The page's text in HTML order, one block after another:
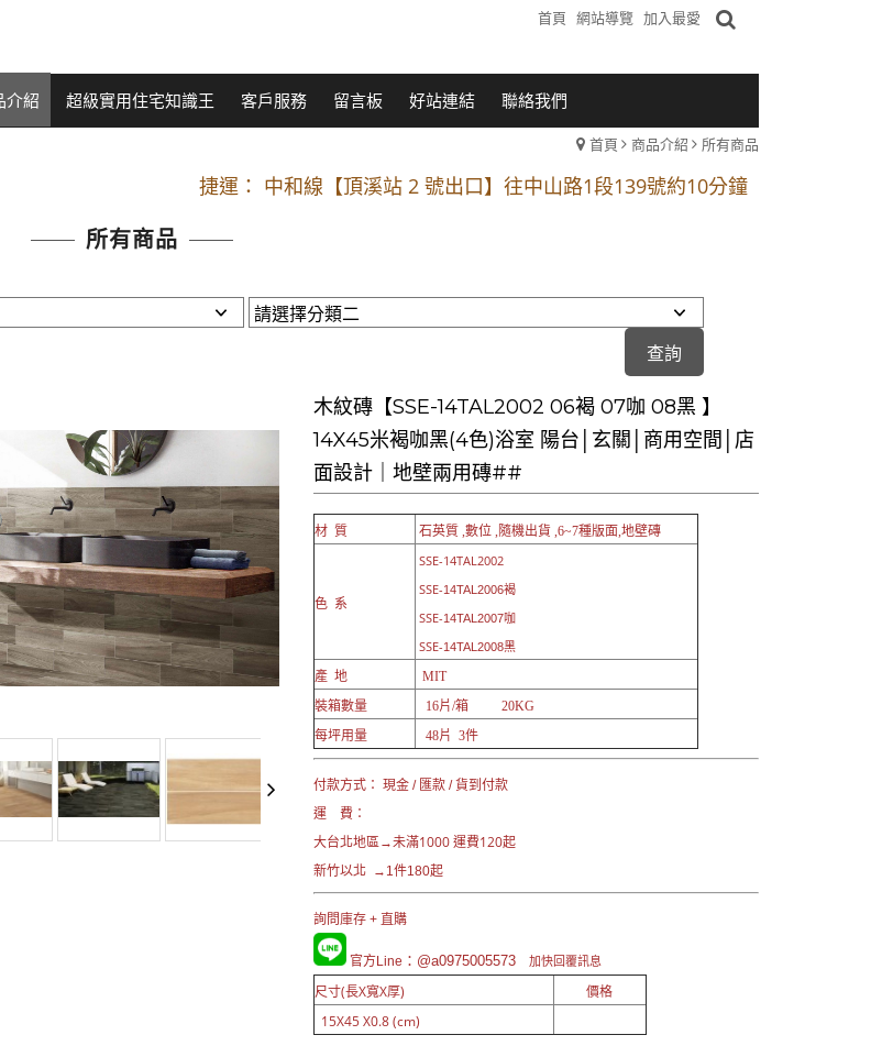
首頁 網站導覽 加入最愛
介紹 超級實用住宅知識王 客戶服務 留言板 好站連結 聯絡我們
首頁 商品介紹 所有商品
開車：中山路1段 到永平路路口(樂華夜市口)門口可停車
捷運： 中和線【頂溪站 2 號出口】往中山路1段139號約10分鐘
原Line已滿 無法加Line好友 請親愛的客戶加入 LINE官方帳號@a0975005573
捷運： 中和線【頂溪站 2 號出口】往中山路1段139號約10分鐘
原Line已滿 無法加Line好友 請親愛的客戶加入 LINE官方帳號@a0975005573
所有商品
木紋磚【SSE-14TAL2002 06褐 07咖 08黑 】
14X45米褐咖黑(4色)浴室 陽台│玄關│商用空間│店
面設計｜地壁兩用磚##
材 質 石英質 ,數位 ,隨機出貨 ,6~7種版面,地壁磚
色 系
SSE-14TAL2002
SSE-14TAL2006褐
SSE-14TAL2007咖
SSE-14TAL2008黑
產 地
MIT
裝箱數量
16片/箱 20KG
每坪用量
48片 3件
付款方式： 現金 / 匯款 / 貨到付款
運 費：
大台北地區→未滿1000 運費120起
新竹以北 →1件180起
詢問庫存 + 直購
官方Line ：@a0975005573 加快回覆訊息
尺寸(長X寬X厚)
價格
15X45 X0.8 (cm)